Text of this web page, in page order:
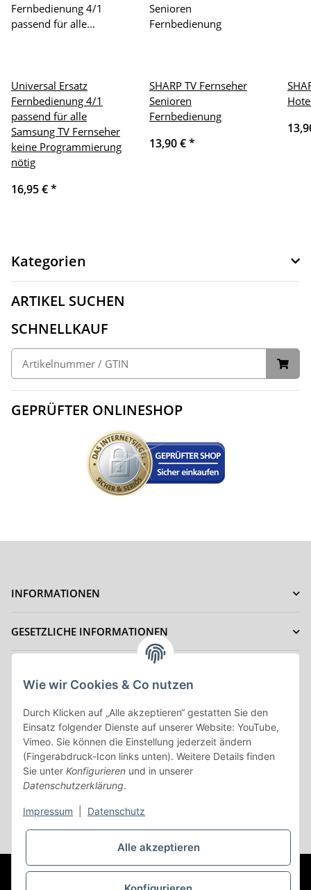
Universal Ersatz
Fernbedienung 4/1
passend für alle
Samsung TV Fernseher
keine Programmierung
nötig
16,95 €*
SHARP TV Fernseher
Senioren
Fernbedienung
13,90 €*
Kategorien
ARTIKEL SUCHEN
SCHNELLKAUF
GEPRÜFTER ONLINESHOP
INFORMATIONEN
GESETZLICHE INFORMATIONEN
ZAHLUNGSMÖGLICHKEITEN
Vertrag Widerrufen
* Alle Preise inkl. gesetzlicher USt., zzgl.
© (c) AC-Sat-CornerBesucherzähler: 44719943 ©Copyright
2003-2026 AC-Sat-Corner
Wie wir Cookies & Co nutzen
Durch Klicken auf „Alle akzeptieren“ gestatten Sie den
Einsatz folgender Dienste auf unserer Website: YouTube,
Vimeo. Sie können die Einstellung jederzeit ändern
(Fingerabdruck-Icon links unten). Weitere Details finden
Sie unter Konfigurieren und in unserer
Datenschutzerklärung.
Impressum Datenschutz
Alle akzeptieren